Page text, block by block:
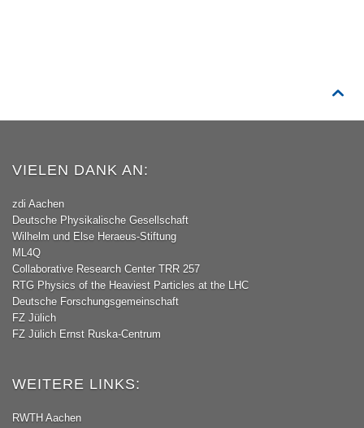

VIELEN DANK AN:
zdi Aachen
Deutsche Physikalische Gesellschaft
Wilhelm und Else Heraeus-Stiftung
ML4Q
Collaborative Research Center TRR 257
RTG Physics of the Heaviest Particles at the LHC
Deutsche Forschungsgemeinschaft
FZ Jülich
FZ Jülich Ernst Ruska-Centrum
WEITERE LINKS:
RWTH Aachen